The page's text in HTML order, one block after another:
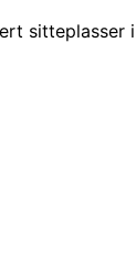
sitteplasser i